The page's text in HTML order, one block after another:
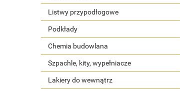
Listwy przypodłogowe
Podkłady
Chemia budowlana
Szpachle, kity, wypełniacze
Lakiery do wewnątrz